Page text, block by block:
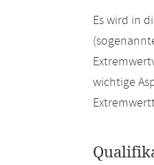
Es wird in
wichtige